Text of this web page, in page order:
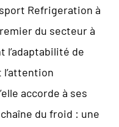
Refrigeration à
du secteur à
l’adaptabilité de
l’attention
accorde à ses
du froid : une